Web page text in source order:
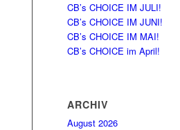
CB’s CHOICE IM JULI!
CB’s CHOICE IM JUNI!
CB’s CHOICE IM MAI!
CB’s CHOICE im April!
ARCHIV
August 2026